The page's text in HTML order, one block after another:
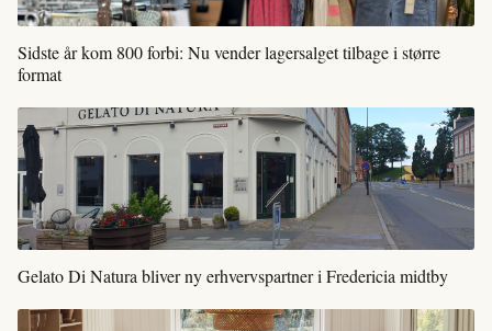
Sidste år kom 800 forbi: Nu vender lagersalget tilbage i større
format
Gelato Di Natura bliver ny erhvervspartner i Fredericia midtby